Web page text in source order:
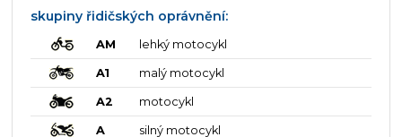
skupiny řidičských oprávnění:
AM lehký motocykl
A1 malý motocykl
A2 motocykl
A silný motocykl